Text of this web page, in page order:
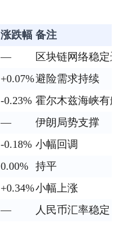
涨跌幅 备注
—
区块链网络稳定
+0.07%避险需求持续
-0.23% 霍尔木兹海峡有
—
伊朗局势支撑
-0.18% 小幅回调
0.00% 持平
+0.34%小幅上涨
— 人民币汇率稳定